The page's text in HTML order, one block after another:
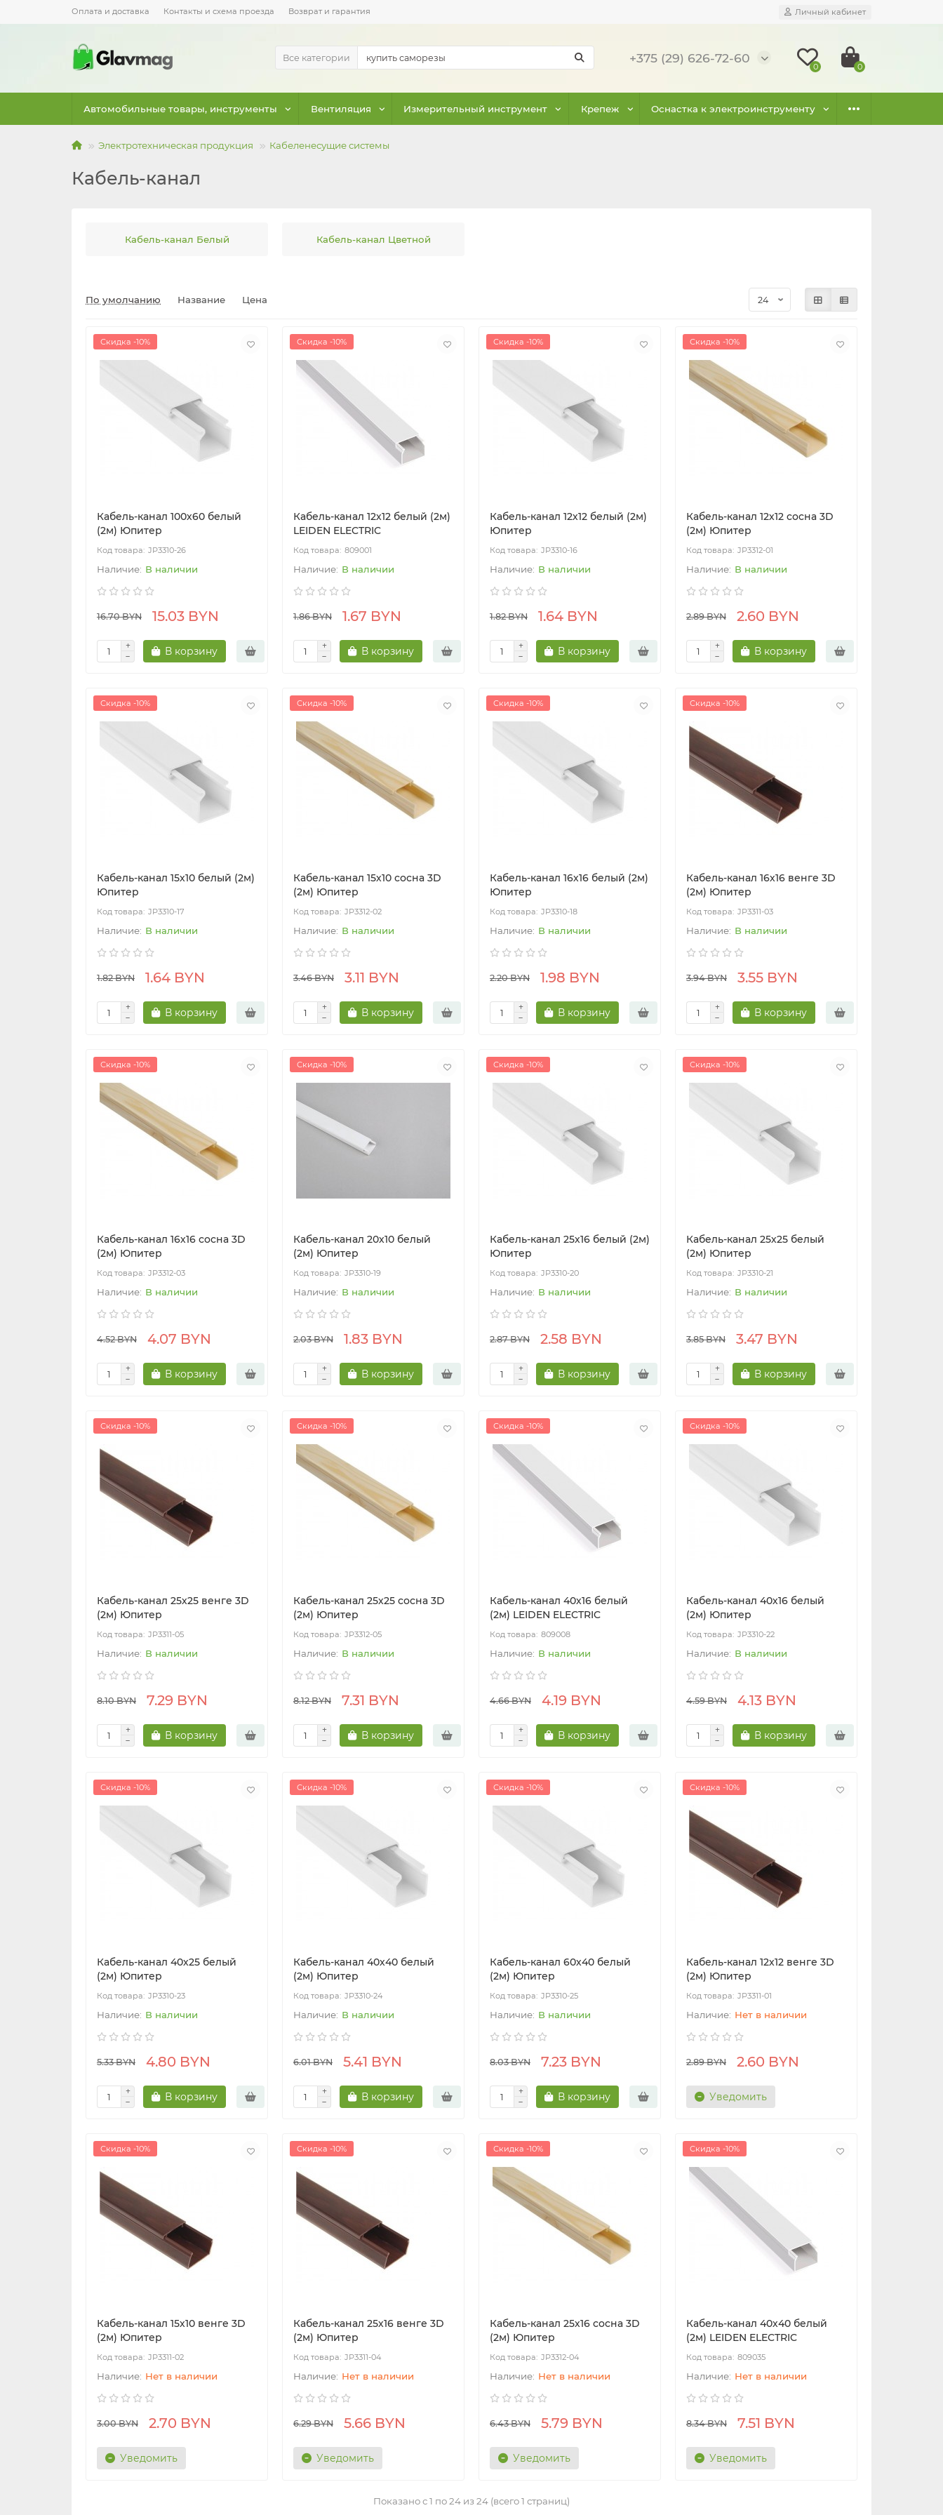
Оплата и доставка Контакты и схема проезда Возврат и гарантия Личный кабинет
Все категории +375 (29) 626-72-60
0 0
Автомобильные товары, инструменты Вентиляция Измерительный инструмент Крепеж Оснастка к электроинструменту
Электротехническая продукция Кабеленесущие системы
Кабель-канал
Кабель-канал Белый Кабель-канал Цветной
По умолчанию Название Цена
Скидка -10%
Кабель-канал 100х60 белый
(2м) Юпитер
JP3310-26
В наличии
16.70 BYN 15.03 BYN
В корзину
Скидка -10%
Кабель-канал 12х12 белый (2м)
LEIDEN ELECTRIC
809001
В наличии
1.86 BYN 1.67 BYN
В корзину
Скидка -10%
Кабель-канал 12х12 белый (2м)
Юпитер
JP3310-16
В наличии
1.82 BYN 1.64 BYN
В корзину
Скидка -10%
Кабель-канал 12х12 сосна 3D
(2м) Юпитер
JP3312-01
В наличии
2.89 BYN 2.60 BYN
В корзину
Скидка -10%
Кабель-канал 15х10 белый (2м)
Юпитер
JP3310-17
В наличии
1.82 BYN 1.64 BYN
В корзину
Скидка -10%
Кабель-канал 15х10 сосна 3D
(2м) Юпитер
JP3312-02
В наличии
3.46 BYN 3.11 BYN
В корзину
Скидка -10%
Кабель-канал 16х16 белый (2м)
Юпитер
JP3310-18
В наличии
2.20 BYN 1.98 BYN
В корзину
Скидка -10%
Кабель-канал 16х16 венге 3D
(2м) Юпитер
JP3311-03
В наличии
3.94 BYN 3.55 BYN
В корзину
Скидка -10%
Кабель-канал 16х16 сосна 3D
(2м) Юпитер
JP3312-03
В наличии
4.52 BYN 4.07 BYN
В корзину
Скидка -10%
Кабель-канал 20х10 белый
(2м) Юпитер
JP3310-19
В наличии
2.03 BYN 1.83 BYN
В корзину
Скидка -10%
Кабель-канал 25х16 белый (2м)
Юпитер
JP3310-20
В наличии
2.87 BYN 2.58 BYN
В корзину
Скидка -10%
Кабель-канал 25х25 белый
(2м) Юпитер
JP3310-21
В наличии
3.85 BYN 3.47 BYN
В корзину
Скидка -10%
Кабель-канал 25х25 венге 3D
(2м) Юпитер
JP3311-05
В наличии
8.10 BYN 7.29 BYN
В корзину
Скидка -10%
Кабель-канал 25х25 сосна 3D
(2м) Юпитер
JP3312-05
В наличии
8.12 BYN 7.31 BYN
В корзину
Скидка -10%
Кабель-канал 40х16 белый
(2м) LEIDEN ELECTRIC
809008
В наличии
4.66 BYN 4.19 BYN
В корзину
Скидка -10%
Кабель-канал 40х16 белый
(2м) Юпитер
JP3310-22
В наличии
4.59 BYN 4.13 BYN
В корзину
Скидка -10%
Кабель-канал 40х25 белый
(2м) Юпитер
JP3310-23
В наличии
5.33 BYN 4.80 BYN
В корзину
Скидка -10%
Кабель-канал 40х40 белый
(2м) Юпитер
JP3310-24
В наличии
6.01 BYN 5.41 BYN
В корзину
Скидка -10%
Кабель-канал 60х40 белый
(2м) Юпитер
JP3310-25
В наличии
8.03 BYN 7.23 BYN
В корзину
Скидка -10%
Кабель-канал 12х12 венге 3D
(2м) Юпитер
JP3311-01
Нет в наличии
2.89 BYN 2.60 BYN
Уведомить
Скидка -10%
Кабель-канал 15х10 венге 3D
(2м) Юпитер
JP3311-02
Нет в наличии
3.00 BYN 2.70 BYN
Уведомить
Скидка -10%
Кабель-канал 25х16 венге 3D
(2м) Юпитер
JP3311-04
Нет в наличии
6.29 BYN 5.66 BYN
Уведомить
Скидка -10%
Кабель-канал 25х16 сосна 3D
(2м) Юпитер
JP3312-04
Нет в наличии
6.43 BYN 5.79 BYN
Уведомить
Скидка -10%
Кабель-канал 40х40 белый
(2м) LEIDEN ELECTRIC
809035
Нет в наличии
8.34 BYN 7.51 BYN
Уведомить
Показано с 1 по 24 из 24 (всего 1 страниц)